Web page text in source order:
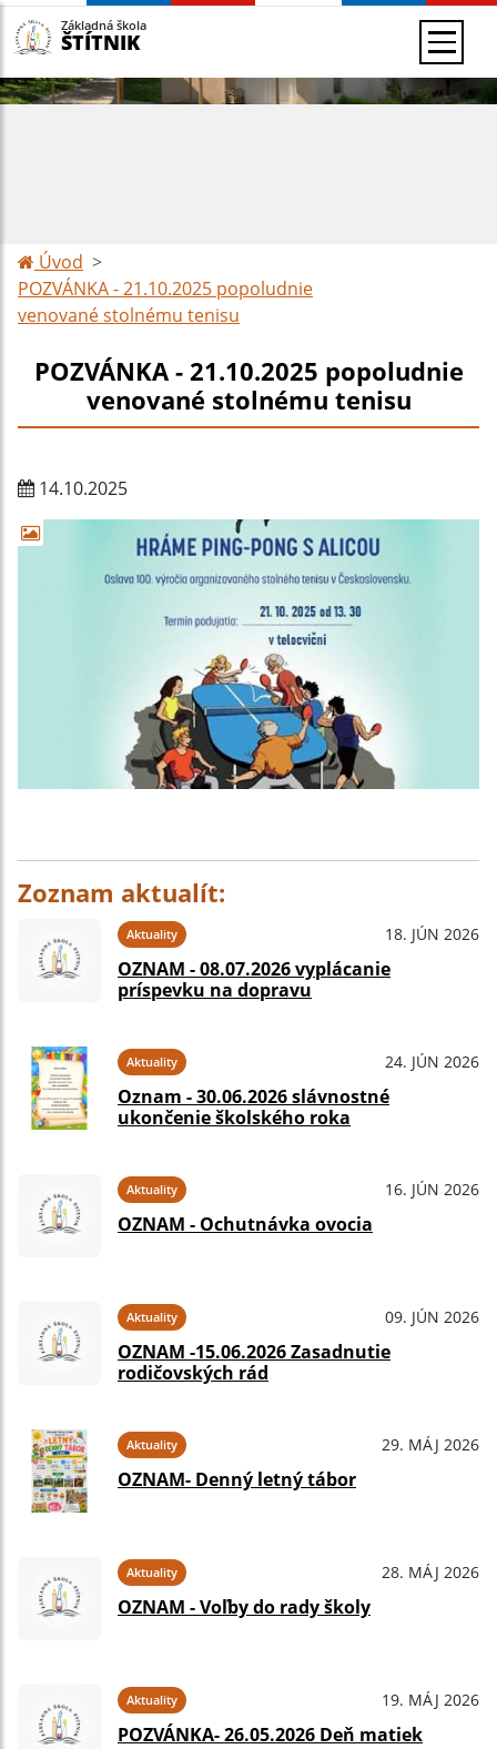
Základná škola
ŠTÍTNIK
Úvod
POZVÁNKA - 21.10.2025 popoludnie
venované stolnému tenisu
POZVÁNKA - 21.10.2025 popoludnie
venované stolnému tenisu
14.10.2025
Zoznam aktualít:
Aktuality 18. JÚN 2026
OZNAM - 08.07.2026 vyplácanie
príspevku na dopravu
Aktuality 24. JÚN 2026
Oznam - 30.06.2026 slávnostné
ukončenie školského roka
Aktuality 16. JÚN 2026
OZNAM - Ochutnávka ovocia
Aktuality 09. JÚN 2026
OZNAM -15.06.2026 Zasadnutie
rodičovských rád
Aktuality 29. MÁJ 2026
OZNAM- Denný letný tábor
Aktuality 28. MÁJ 2026
OZNAM - Voľby do rady školy
Aktuality 19. MÁJ 2026
POZVÁNKA- 26.05.2026 Deň matiek